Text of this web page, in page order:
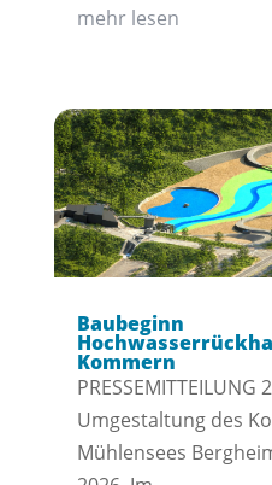
mehr lesen
Baubeginn
Kommern
PRESSEMITTEILUNG
Umgestaltung des
Mühlensees